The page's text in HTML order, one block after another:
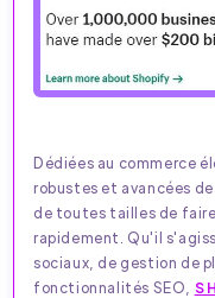
Dédiées au commerce
robustes et avancées
de toutes tailles de
rapidement. Qu'il
sociaux, de gestion de
fonctionnalités SEO,